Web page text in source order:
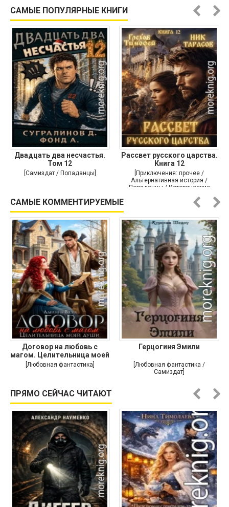
САМЫЕ ПОПУЛЯРНЫЕ КНИГИ
Двадцать два несчастья.
Том 12
[Самиздат / Попаданцы]
Рассвет русского царства.
Книга 12
[Приключения: прочее /
Альтернативная история /
Попаданцы / Исторические
САМЫЕ КОММЕНТИРУЕМЫЕ
Договор на любовь с
магом. Целительница моей
души
[Любовная фантастика]
Герцогиня Эмили
[Любовная фантастика /
Самиздат]
ПРЯМО СЕЙЧАС ЧИТАЮТ